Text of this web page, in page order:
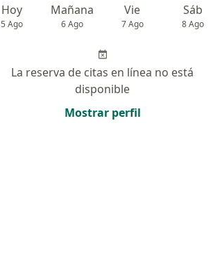
Hoy
5 Ago
Mañana
6 Ago
Vie
7 Ago
Sáb
8 Ago
La reserva de citas en línea no está
disponible
Mostrar perfil